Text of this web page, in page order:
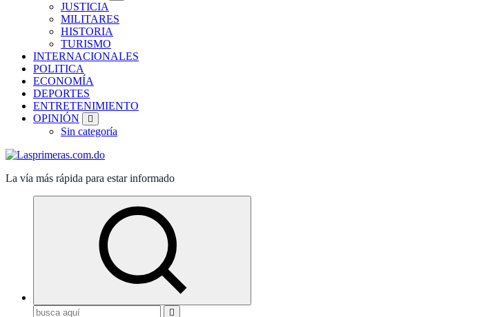
JUSTICIA
MILITARES
HISTORIA
TURISMO
INTERNACIONALES
POLITICA
ECONOMÍA
DEPORTES
ENTRETENIMIENTO
OPINIÓN
Sin categoría
La vía más rápida para estar informado
Buscar: